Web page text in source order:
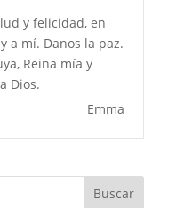
y felicidad, en
a mí. Danos la paz.
Reina mía y
Dios.
Emma
Buscar